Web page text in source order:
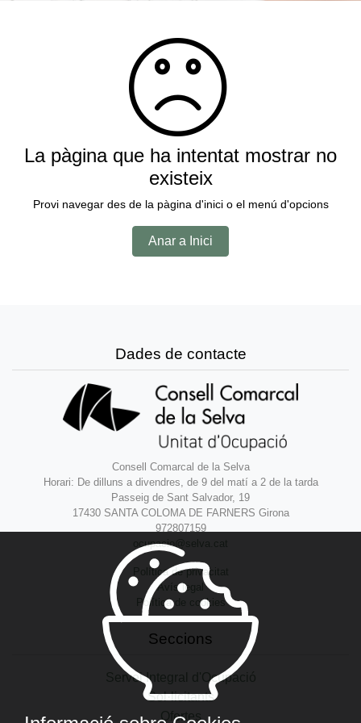
La pàgina que ha intentat mostrar no
existeix
Provi navegar des de la pàgina d'inici o el menú d'opcions
Anar a Inici
Dades de contacte
Consell Comarcal de la Selva
Horari: De dilluns a divendres, de 9 del matí a 2 de la tarda
Passeig de Sant Salvador, 19
17430 SANTA COLOMA DE FARNERS Girona
972807159
ocupacio@selva.cat
Política de privacitat
Avís legal
Política de cookies
Seccions
Servei Integral d'Ocupació
Sol·licitants
Ofertes